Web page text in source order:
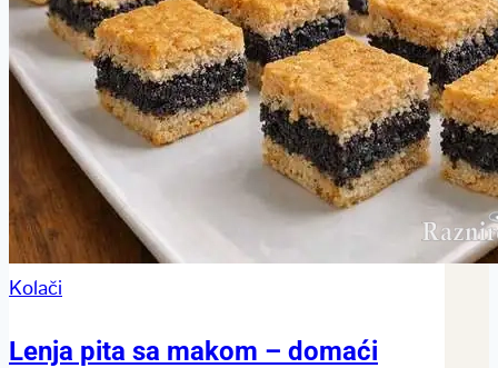
Kolači
Lenja pita sa makom – domaći